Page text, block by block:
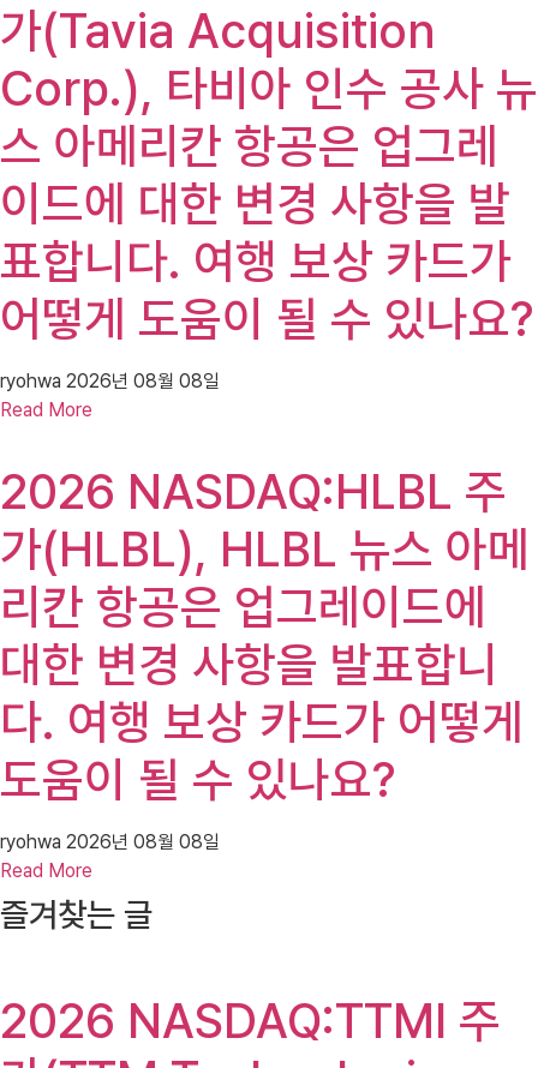
가(Tavia Acquisition
Corp.), 타비아 인수 공사 뉴
스 아메리칸 항공은 업그레
이드에 대한 변경 사항을 발
표합니다. 여행 보상 카드가
어떻게 도움이 될 수 있나요?
ryohwa 2026년 08월 08일
Read More
2026 NASDAQ:HLBL 주
가(HLBL), HLBL 뉴스 아메
리칸 항공은 업그레이드에
대한 변경 사항을 발표합니
다. 여행 보상 카드가 어떻게
도움이 될 수 있나요?
ryohwa 2026년 08월 08일
Read More
즐겨찾는 글
2026 NASDAQ:TTMI 주